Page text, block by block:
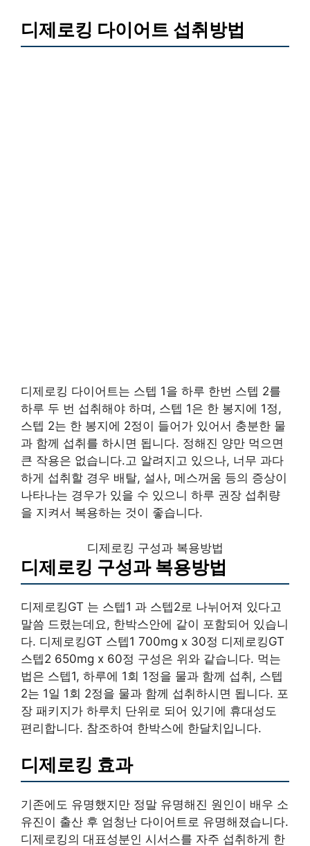
디제로킹 다이어트 섭취방법
디제로킹 다이어트는 스텝 1을 하루 한번 스텝 2를
하루 두 번 섭취해야 하며, 스텝 1은 한 봉지에 1정,
스텝 2는 한 봉지에 2정이 들어가 있어서 충분한 물
과 함께 섭취를 하시면 됩니다. 정해진 양만 먹으면
큰 작용은 없습니다.고 알려지고 있으나, 너무 과다
하게 섭취할 경우 배탈, 설사, 메스꺼움 등의 증상이
나타나는 경우가 있을 수 있으니 하루 권장 섭취량
을 지켜서 복용하는 것이 좋습니다.
디제로킹 구성과 복용방법
디제로킹 구성과 복용방법
디제로킹GT 는 스텝1 과 스텝2로 나뉘어져 있다고
말씀 드렸는데요, 한박스안에 같이 포함되어 있습니
다. 디제로킹GT 스텝1 700mg x 30정 디제로킹GT
스텝2 650mg x 60정 구성은 위와 같습니다. 먹는
법은 스텝1, 하루에 1회 1정을 물과 함께 섭취, 스텝
2는 1일 1회 2정을 물과 함께 섭취하시면 됩니다. 포
장 패키지가 하루치 단위로 되어 있기에 휴대성도
편리합니다. 참조하여 한박스에 한달치입니다.
디제로킹 효과
기존에도 유명했지만 정말 유명해진 원인이 배우 소
유진이 출산 후 엄청난 다이어트로 유명해졌습니다.
디제로킹의 대표성분인 시서스를 자주 섭취하게 한